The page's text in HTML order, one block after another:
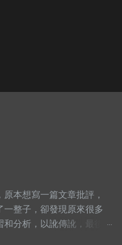
本想寫一篇文章批評，
一整子，卻發現原來很多
分析，以訛傳訛，最後